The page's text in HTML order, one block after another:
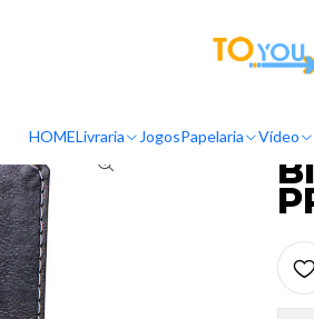
HOMELivraria JogosPapelaria Vídeo
Bíblias de Estudo
|